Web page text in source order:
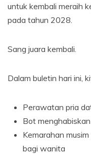
untuk kembali meraih
pada tahun 2028.
Sang juara kembali.
Dalam buletin hari ini,
Perawatan pria
Bot
Kemarahan
bagi wanita